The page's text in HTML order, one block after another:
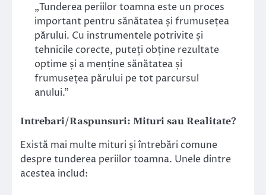
„Tunderea periilor toamna este un proces
important pentru sănătatea și frumusețea
părului. Cu instrumentele potrivite și
tehnicile corecte, puteți obține rezultate
optime și a menține sănătatea și
frumusețea părului pe tot parcursul
anului.”
Intrebari/Raspunsuri: Mituri sau Realitate?
Există mai multe mituri și întrebări comune
despre tunderea periilor toamna. Unele dintre
acestea includ: